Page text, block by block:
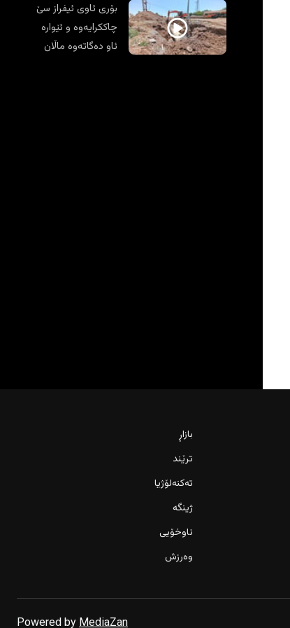
بۆری ئاوی ئیفراز سێ
چاککرایەوە و ئێوارە
ئاو دەگاتەوە ماڵان
بازاڕ
ترێند
تەکنەلۆژیا
ژینگە
ناوخۆیی
وەرزش
Powered byMediaZan